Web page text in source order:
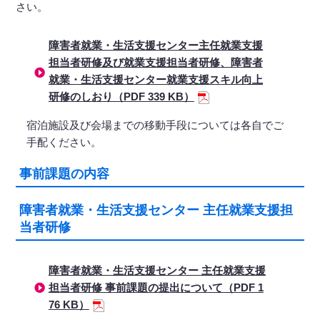
さい。
障害者就業・生活支援センター主任就業支援
担当者研修及び就業支援担当者研修、障害者
就業・生活支援センター就業支援スキル向上
研修のしおり（PDF 339 KB）
宿泊施設及び会場までの移動手段については各自でご
手配ください。
事前課題の内容
障害者就業・生活支援センター 主任就業支援担
当者研修
障害者就業・生活支援センター 主任就業支援
担当者研修 事前課題の提出について（PDF 1
76 KB）